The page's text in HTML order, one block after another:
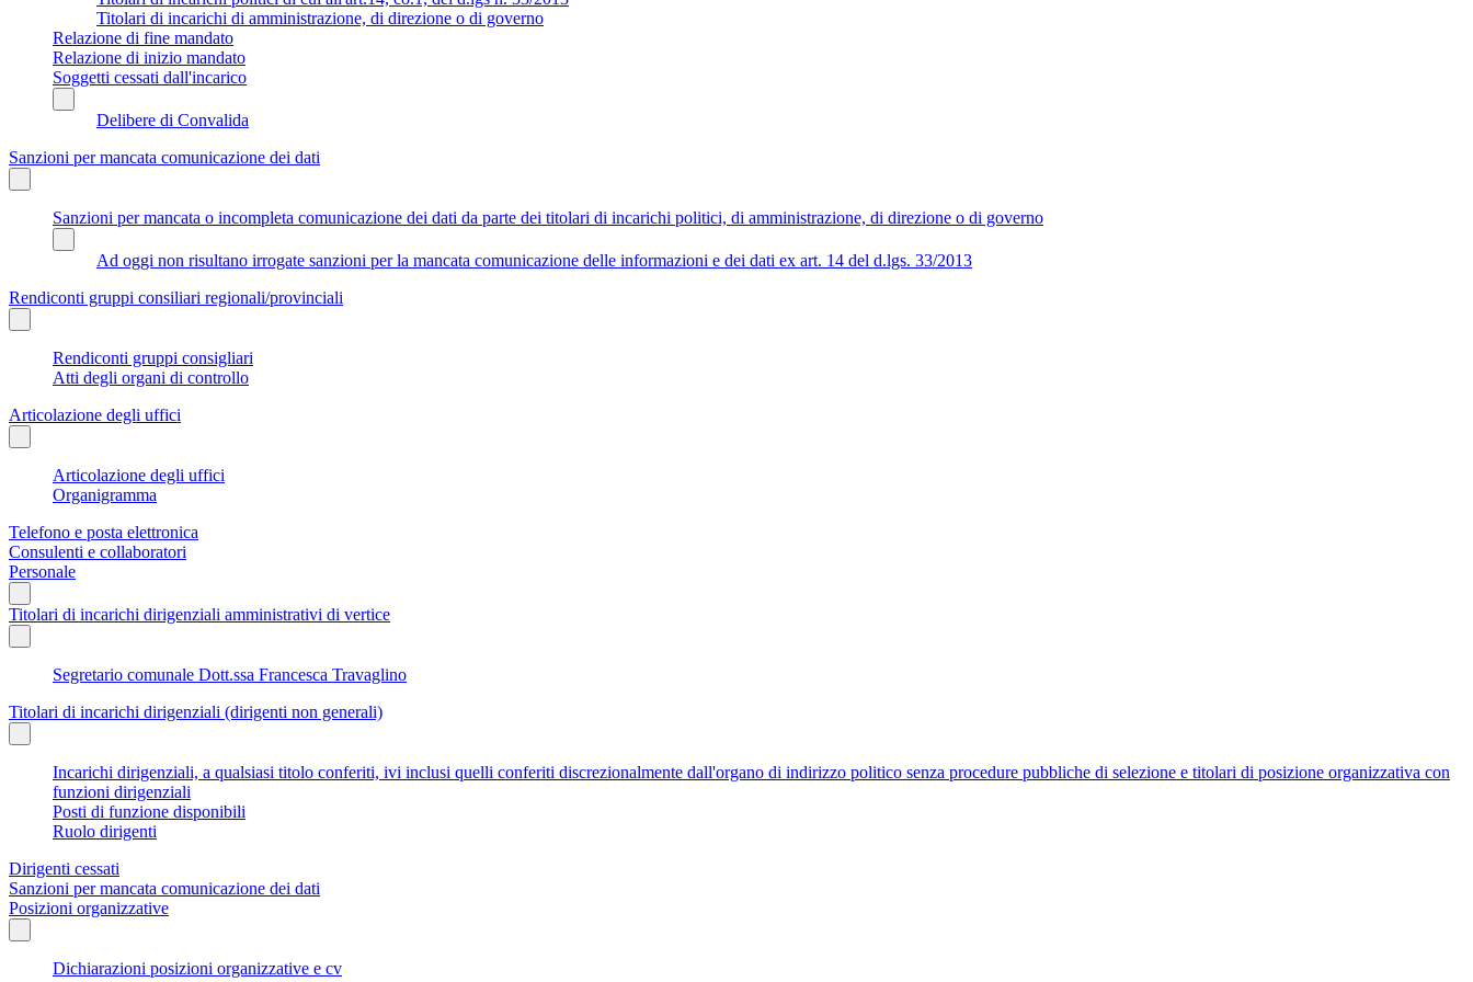
Titolari di incarichi di amministrazione, di direzione o di governo
Relazione di fine mandato
Relazione di inizio mandato
Soggetti cessati dall'incarico
Delibere di Convalida
Sanzioni per mancata comunicazione dei dati
Sanzioni per mancata o incompleta comunicazione dei dati da parte dei titolari di incarichi politici, di amministrazione, di direzione o di governo
Ad oggi non risultano irrogate sanzioni per la mancata comunicazione delle informazioni e dei dati ex art. 14 del d.lgs. 33/2013
Rendiconti gruppi consiliari regionali/provinciali
Rendiconti gruppi consigliari
Atti degli organi di controllo
Articolazione degli uffici
Articolazione degli uffici
Organigramma
Telefono e posta elettronica
Consulenti e collaboratori
Personale
Titolari di incarichi dirigenziali amministrativi di vertice
Segretario comunale Dott.ssa Francesca Travaglino
Titolari di incarichi dirigenziali (dirigenti non generali)
Incarichi dirigenziali, a qualsiasi titolo conferiti, ivi inclusi quelli conferiti discrezionalmente dall'organo di indirizzo politico senza procedure pubbliche di selezione e titolari di posizione organizzativa con
funzioni dirigenziali
Posti di funzione disponibili
Ruolo dirigenti
Dirigenti cessati
Sanzioni per mancata comunicazione dei dati
Posizioni organizzative
Dichiarazioni posizioni organizzative e cv